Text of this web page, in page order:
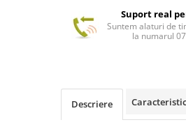
Suport real
Suntem alaturi de
la numarul
Descriere